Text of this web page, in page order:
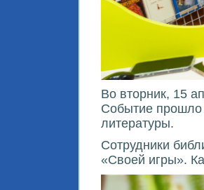
Во вторник, 15
Событие прошло
литературы.
Сотрудники
«Своей игры».